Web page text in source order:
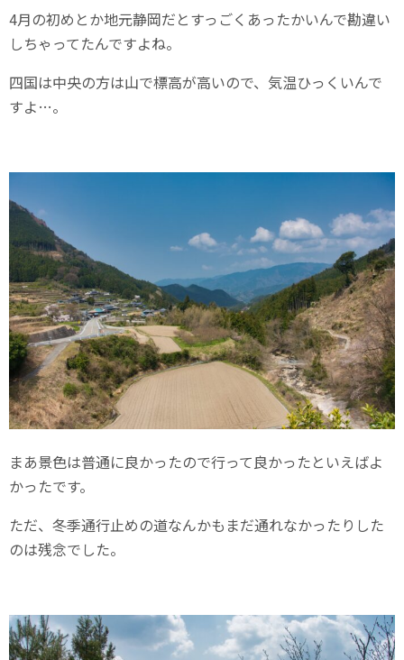
4月の初めとか地元静岡だとすっごくあったかいんで勘違い
しちゃってたんですよね。
四国は中央の方は山で標高が高いので、気温ひっくいんで
すよ…。
まあ景色は普通に良かったので行って良かったといえばよ
かったです。
ただ、冬季通行止めの道なんかもまだ通れなかったりした
のは残念でした。